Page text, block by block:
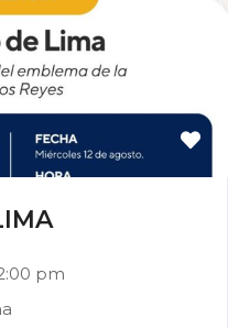
pm